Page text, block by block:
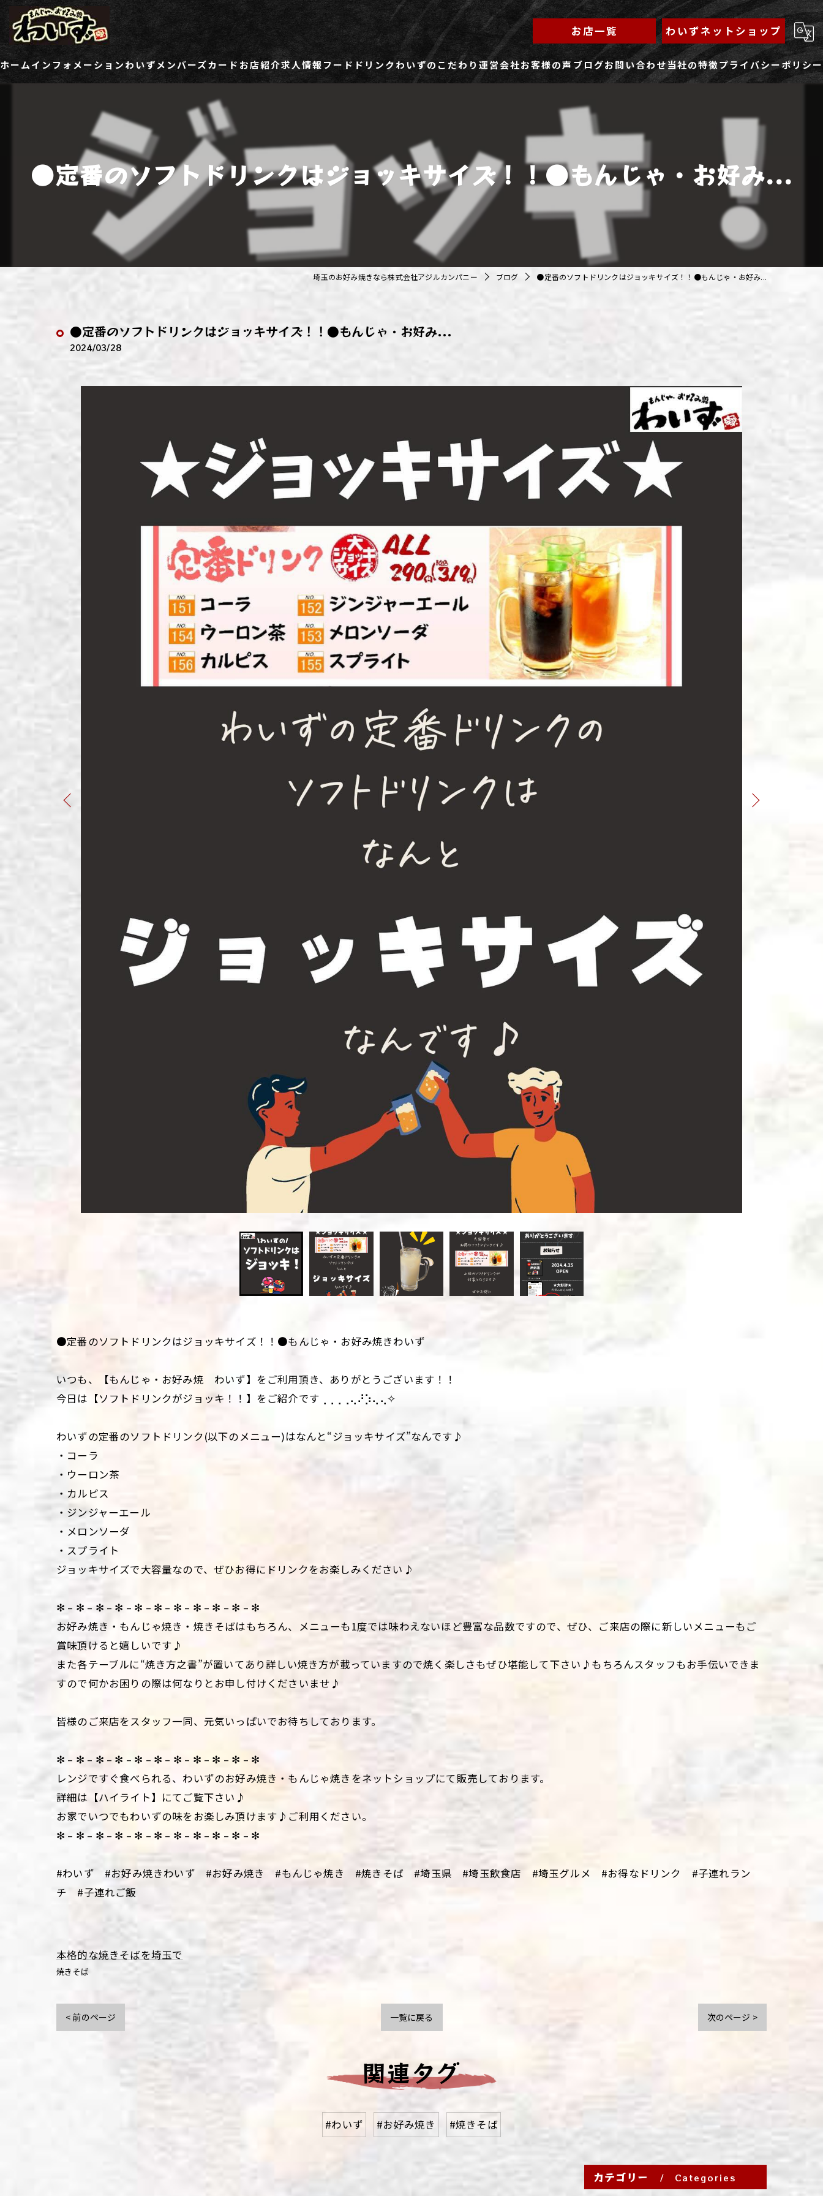
お店一覧 わいずネットショップ
ホームインフォメーションわいずメンバーズカード
ご登録情報変更フォーム
お店紹介
わいず熊谷店
わいず三芳店
わいず東川口店
わいず桶川店
求人情報
パート・アルバイト用求人ページ
フード ドリンクわいずのこだわり運営会社お客様の声 ブログお問い合わせ当社の特徴
焼きそば
プライバシーポリシー
●定番のソフトドリンクはジョッキサイズ！！●もんじゃ・お好み...
埼玉のお好み焼きなら株式会社アジルカンパニー ブログ ●定番のソフトドリンクはジョッキサイズ！！●もんじゃ・お好み...
●定番のソフトドリンクはジョッキサイズ！！●もんじゃ・お好み...
2024/03/28
●定番のソフトドリンクはジョッキサイズ！！●もんじゃ・お好み焼きわいず
いつも、【もんじゃ・お好み焼 わいず】をご利用頂き、ありがとうございます！！
今日は【ソフトドリンクがジョッキ！！】をご紹介です⢀⢀⢀⢀⢄⠜⡱⢄⢄✧
わいずの定番のソフトドリンク(以下のメニュー)はなんと“ジョッキサイズ”なんです♪
・コーラ
・ウーロン茶
・カルピス
・ジンジャーエール
・メロンソーダ
・スプライト
ジョッキサイズで大容量なので、ぜひお得にドリンクをお楽しみください♪
✻ – ✻ – ✻ – ✻ – ✻ – ✻ – ✻ – ✻ – ✻ – ✻ – ✻
お好み焼き・もんじゃ焼き・焼きそばはもちろん、メニューも1度では味わえないほど豊富な品数ですので、ぜひ、ご来店の際に新しいメニューもご
賞味頂けると嬉しいです♪
また各テーブルに“焼き方之書”が置いてあり詳しい焼き方が載っていますので焼く楽しさもぜひ堪能して下さい♪もちろんスタッフもお手伝いできま
すので何かお困りの際は何なりとお申し付けくださいませ♪
皆様のご来店をスタッフ一同、元気いっぱいでお待ちしております。
✻ – ✻ – ✻ – ✻ – ✻ – ✻ – ✻ – ✻ – ✻ – ✻ – ✻
レンジですぐ食べられる、わいずのお好み焼き・もんじゃ焼きをネットショップにて販売しております。
詳細は【ハイライト】にてご覧下さい♪
お家でいつでもわいずの味をお楽しみ頂けます♪ご利用ください。
✻ – ✻ – ✻ – ✻ – ✻ – ✻ – ✻ – ✻ – ✻ – ✻ – ✻
#わいず #お好み焼きわいず #お好み焼き #もんじゃ焼き #焼きそば #埼玉県 #埼玉飲食店 #埼玉グルメ #お得なドリンク #子連れラン
チ #子連れご飯
本格的な焼きそばを埼玉で
焼きそば
< 前のページ 一覧に戻る 次のページ >
関連タグ
#わいず #お好み焼き #焼きそば
カテゴリー Categories